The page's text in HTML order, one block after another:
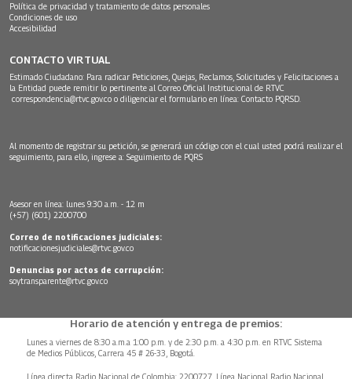
Política de privacidad y tratamiento de datos personales
Condiciones de uso
Accesibilidad
CONTACTO VIRTUAL
Estimado Ciudadano: Para radicar Peticiones, Quejas, Reclamos, Solicitudes y Felicitaciones a
la Entidad puede remitir lo pertinente al Correo Oficial Institucional de RTVC
correspondencia@rtvc.gov.co o diligenciar el formulario en línea: Contacto PQRSD.
Al momento de registrar su petición, se generará un código con el cual usted podrá realizar el
seguimiento, para ello, ingrese a: Seguimiento de PQRS
Asesor en línea: lunes 9:30 a.m. - 12 m
(+57) (601) 2200700
Correo de notificaciones judiciales:
notificacionesjudiciales@rtvc.gov.co
Denuncias por actos de corrupción:
soytransparente@rtvc.gov.co
Horario de atención y entrega de premios:
Lunes a viernes de 8:30 a.m.a 1:00 p.m. y de 2:30 p.m. a 4:30 p.m. en RTVC Sistema
de Medios Públicos, Carrera 45 # 26-33, Bogotá.
Línea directa Radio Nacional de Colombia: 2200727, Línea Nacional Radio Nacional